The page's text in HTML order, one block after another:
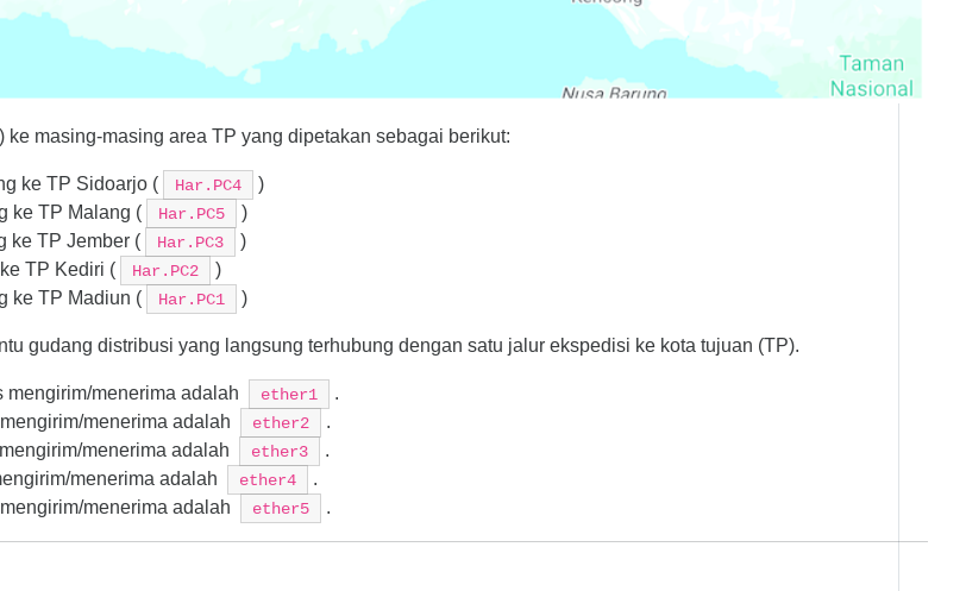
ke masing-masing area TP yang dipetakan sebagai berikut:
ke TP Sidoarjo ( Har.PC4 )
ke TP Malang ( Har.PC5 )
ke TP Jember ( Har.PC3 )
TP Kediri ( Har.PC2 )
ke TP Madiun ( Har.PC1 )
gudang distribusi yang langsung terhubung dengan satu jalur ekspedisi ke kota tujuan (TP).
mengirim/menerima adalah ether1
.
menerima adalah
ether2
.
menerima adalah
ether3
.
menerima adalah
ether4
.
menerima adalah
ether5 .